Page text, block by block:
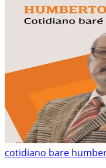
cotidiano bare